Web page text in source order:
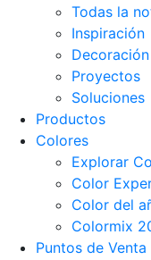
Todas la
Inspiración
Decoración
Proyectos
Soluciones
Productos
Colores
Explorar
Color
Color del
Colormix
Puntos de Venta